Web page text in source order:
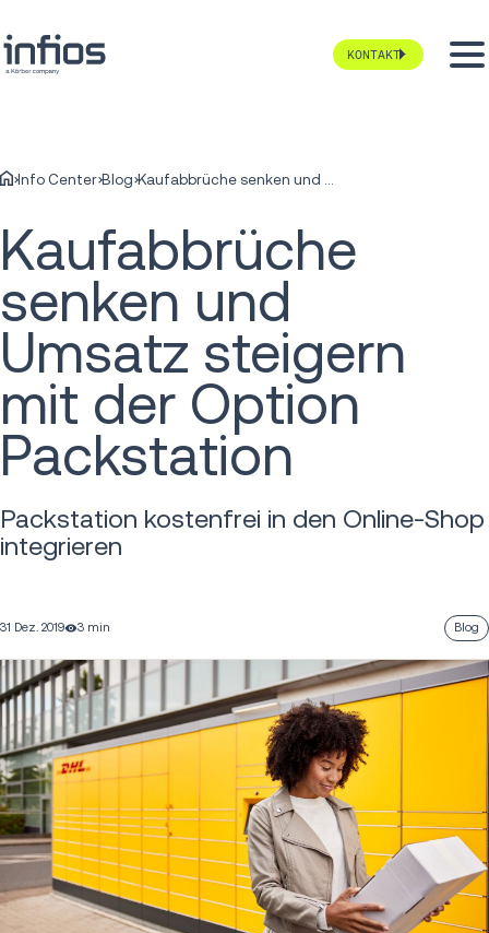
KONTAKT
Info Center Blog Kaufabbrüche senken und Umsatz steigern mit der Option Packstation
Kaufabbrüche
senken und
Umsatz steigern
mit der Option
Packstation
Packstation kostenfrei in den Online-Shop
integrieren
31 Dez. 2019 3 min Blog